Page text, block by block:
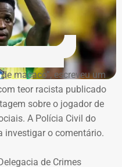
administrativo é a
1º de julho de 2026.
para validar e
investimentos que já
designados
justifica a retroatividade
do serviço
jurídica de suas
macaco”, escreveu um
teor racista publicado
sobre o jogador de
A Polícia Civil do
investigar o comentário.
de Crimes